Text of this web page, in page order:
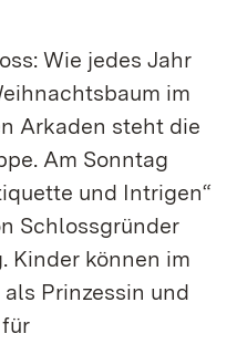
Wie jedes Jahr
im
Arkaden steht die
Am Sonntag
und Intrigen“
Schlossgründer
Kinder können im
Prinzessin und